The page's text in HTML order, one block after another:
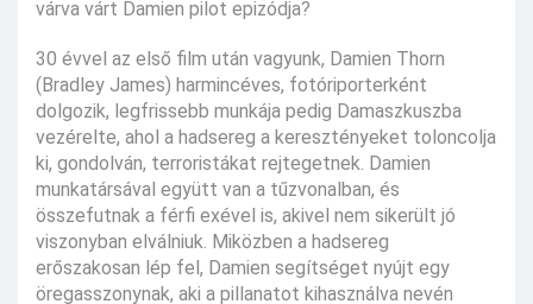
várva várt Damien pilot epizódja?
30 évvel az első film után vagyunk, Damien Thorn
(Bradley James) harmincéves, fotóriporterként
dolgozik, legfrissebb munkája pedig Damaszkuszba
vezérelte, ahol a hadsereg a keresztényeket toloncolja
ki, gondolván, terroristákat rejtegetnek. Damien
munkatársával együtt van a tűzvonalban, és
összefutnak a férfi exével is, akivel nem sikerült jó
viszonyban elválniuk. Miközben a hadsereg
erőszakosan lép fel, Damien segítséget nyújt egy
öregasszonynak, aki a pillanatot kihasználva nevén